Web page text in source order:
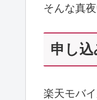
そんな真
申し
楽天モバ